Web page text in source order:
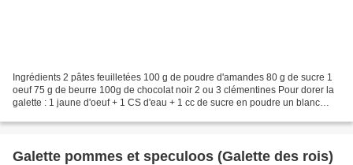
Ingrédients 2 pâtes feuilletées 100 g de poudre d'amandes 80 g de sucre 1
oeuf 75 g de beurre 100g de chocolat noir 2 ou 3 clémentines Pour dorer la
galette : 1 jaune d'oeuf + 1 CS d'eau + 1 cc de sucre en poudre un blanc
Galette pommes et speculoos (Galette des rois)